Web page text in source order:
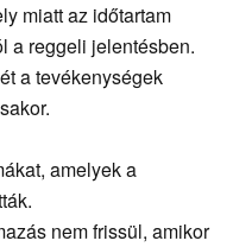
miatt az időtartam
a reggeli jelentésben.
a tevékenységek
amelyek a
nem frissül, amikor